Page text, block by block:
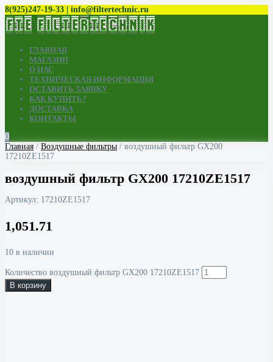
8(925)247-19-33 | info@filtertechnic.ru
ГЛАВНАЯ
МАГАЗИН
О НАС
ТЕХНИЧЕСКАЯ ИНФОРМАЦИЯ
ОСТАВИТЬ ЗАЯВКУ
КАК КУПИТЬ?
ДОСТАВКА
КОНТАКТЫ
0
Главная / Воздушные фильтры / воздушный фильтр GX200
17210ZE1517
воздушный фильтр GX200 17210ZE1517
Артикул: 17210ZE1517
1,051.71
10 в наличии
Количество воздушный фильтр GX200 17210ZE1517
В корзину